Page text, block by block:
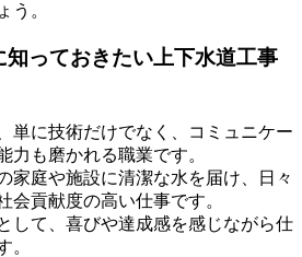
う。
っておきたい上下水道工事
単に技術だけでなく、コミュニケー
力も磨かれる職業です。
家庭や施設に清潔な水を届け、日々
会貢献度の高い仕事です。
して、喜びや達成感を感じながら仕
。